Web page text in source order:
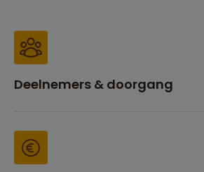
Deelnemers & doorgang